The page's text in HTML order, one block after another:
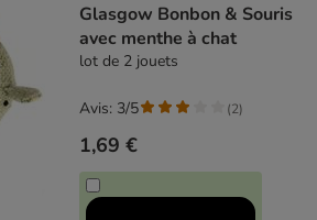
Glasgow Bonbon & Souris
avec menthe à chat
lot de 2 jouets
1,69 €
Avis: 3/5 (2)